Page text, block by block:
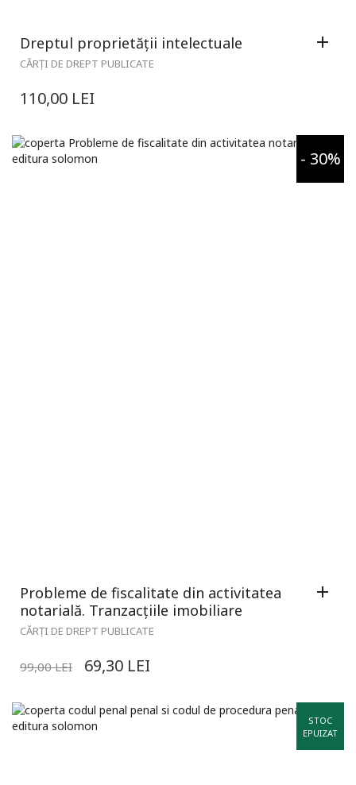
Dreptul proprietății intelectuale
CĂRȚI DE DREPT PUBLICATE
110,00 LEI
- 30%
Probleme de fiscalitate din activitatea
notarială. Tranzacțiile imobiliare
CĂRȚI DE DREPT PUBLICATE
99,00LEI 69,30 LEI
STOC
EPUIZAT